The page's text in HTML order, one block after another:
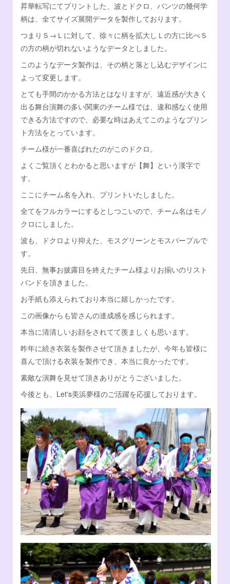
昇華転写にてプリントした、波とドクロ、パンツの幾何学
柄は、全てサイズ展開データを製作しております。
つまりＳ→Ｌに対して、徐々に柄を拡大しＬの方に比べＳ
の方の柄が切れないようなデータとしました。
このようなデータ製作は、その柄と落とし込むデザインに
よって変更します。
とても手間のかかる方法とはなりますが、遠近感が大きく
出る舞台演舞の多い関東のチーム様では、違和感なく使用
できる方法ですので、必要な時はあえてこのようなプリン
ト方法をとっています。
チーム様が一番喜ばれたのがこのドクロ。
よくご覧頂くとわかると思いますが【舞】という漢字で
す。
ここにチーム名を入れ、プリントいたしました。
全てをフルカラーにするとしつこいので、チーム名はモノ
クロにしました。
波も、ドクロより抑えた、モスグリーンとモスパープルで
す。
先日、無事お披露目を終えたチーム様よりお揃いのリスト
バンドを頂きました。
お手紙も添えられており本当に嬉しかったです。
この画像からも皆さんの達成感を感じられます。
本当に清清しいお顔をされてて羨ましくも思います。
昨年に続き衣装を製作させて頂きましたが、今年も皆様に
喜んで頂ける衣装を製作でき、本当に良かったです。
素敵な演舞を見せて頂きありがとうございました。
今後とも、Let's美浜夢様のご活躍を応援しております。